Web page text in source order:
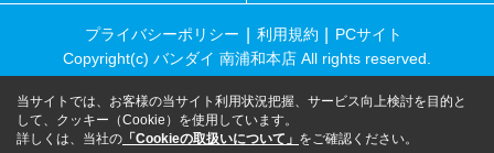
プライバシーポリシー 利用規約
PCサイト
Copyright(c) バンダイ 南浦和本店 All rights reserved.
当サイトでは、お客様の当サイト利用状況把握、サービス向上検討を目的と
して、クッキー（Cookie）を使用しています。
詳しくは、当社の 「Cookieの取扱いについて」 をご確認ください。